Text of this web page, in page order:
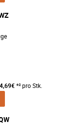
*² pro Stk.